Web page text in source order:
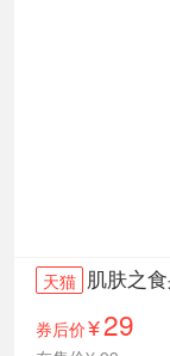
天猫 肌肤之
券后价¥29